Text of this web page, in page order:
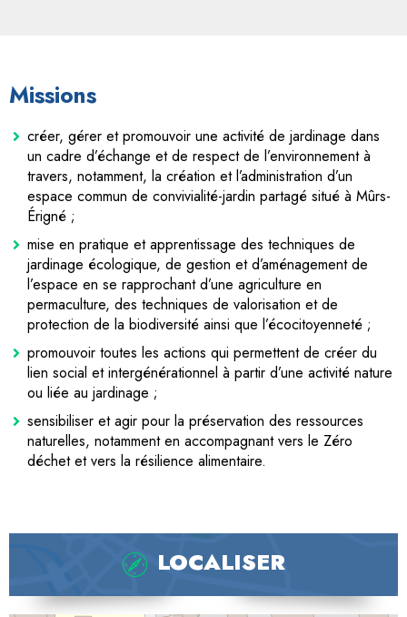
Missions
créer, gérer et promouvoir une activité de jardinage dans
un cadre d’échange et de respect de l’environnement à
travers, notamment, la création et l’administration d’un
espace commun de convivialité-jardin partagé situé à Mûrs-
Érigné ;
mise en pratique et apprentissage des techniques de
jardinage écologique, de gestion et d’aménagement de
l’espace en se rapprochant d’une agriculture en
permaculture, des techniques de valorisation et de
protection de la biodiversité ainsi que l’écocitoyenneté ;
promouvoir toutes les actions qui permettent de créer du
lien social et intergénérationnel à partir d’une activité nature
ou liée au jardinage ;
sensibiliser et agir pour la préservation des ressources
naturelles, notamment en accompagnant vers le Zéro
déchet et vers la résilience alimentaire.
LOCALISER